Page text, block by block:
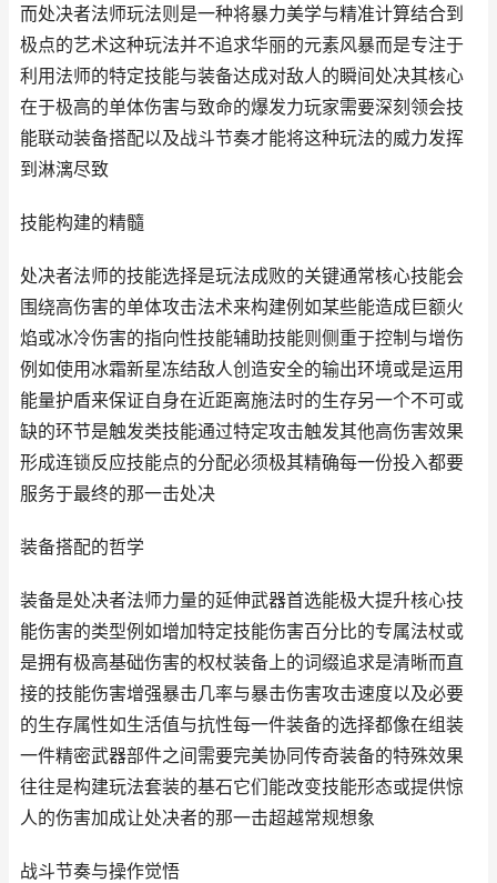
而处决者法师玩法则是一种将暴力美学与精准计算结合到
极点的艺术这种玩法并不追求华丽的元素风暴而是专注于
利用法师的特定技能与装备达成对敌人的瞬间处决其核心
在于极高的单体伤害与致命的爆发力玩家需要深刻领会技
能联动装备搭配以及战斗节奏才能将这种玩法的威力发挥
到淋漓尽致
技能构建的精髓
处决者法师的技能选择是玩法成败的关键通常核心技能会
围绕高伤害的单体攻击法术来构建例如某些能造成巨额火
焰或冰冷伤害的指向性技能辅助技能则侧重于控制与增伤
例如使用冰霜新星冻结敌人创造安全的输出环境或是运用
能量护盾来保证自身在近距离施法时的生存另一个不可或
缺的环节是触发类技能通过特定攻击触发其他高伤害效果
形成连锁反应技能点的分配必须极其精确每一份投入都要
服务于最终的那一击处决
装备搭配的哲学
装备是处决者法师力量的延伸武器首选能极大提升核心技
能伤害的类型例如增加特定技能伤害百分比的专属法杖或
是拥有极高基础伤害的权杖装备上的词缀追求是清晰而直
接的技能伤害增强暴击几率与暴击伤害攻击速度以及必要
的生存属性如生活值与抗性每一件装备的选择都像在组装
一件精密武器部件之间需要完美协同传奇装备的特殊效果
往往是构建玩法套装的基石它们能改变技能形态或提供惊
人的伤害加成让处决者的那一击超越常规想象
战斗节奏与操作觉悟